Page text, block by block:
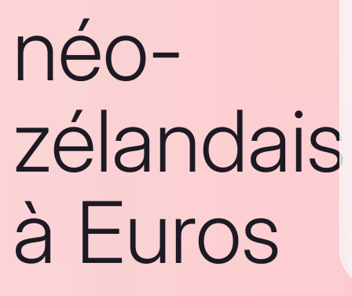
néo-
zélandais
à Euros